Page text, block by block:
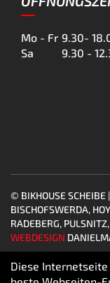
Mo - Fr 9.30-
Sa
9.30 -
© BIKHOUSE SCHEIBE
BISCHOFSWERDA,
RADEBERG,
WEBDESIGN
Diese